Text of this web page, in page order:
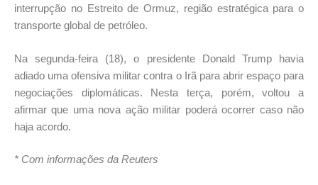
interrupção no Estreito de Ormuz, região estratégica para o
transporte global de petróleo.
Na segunda-feira (18), o presidente Donald Trump havia
adiado uma ofensiva militar contra o Irã para abrir espaço para
negociações diplomáticas. Nesta terça, porém, voltou a
afirmar que uma nova ação militar poderá ocorrer caso não
haja acordo.
* Com informações da Reuters